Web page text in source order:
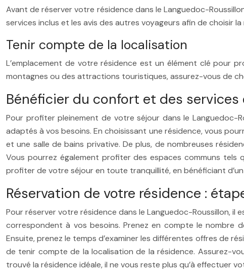
Avant de réserver votre résidence dans le Languedoc-
services inclus et les avis des autres voyageurs afin de choisir
Tenir compte de la localisation
L’emplacement de votre résidence est un élément clé pour
montagnes ou des attractions touristiques, assurez-vous de
Bénéficier du confort et des services
Pour profiter pleinement de votre séjour dans le Languedoc-
adaptés à vos besoins. En choisissant une résidence, vous
et une salle de bains privative. De plus, de nombreuses
Vous pourrez également profiter des espaces communs
profiter de votre séjour en toute tranquillité, en bénéficiant
Réservation de votre résidence :
Pour réserver votre résidence dans le Languedoc-Roussillon,
correspondent à vos besoins. Prenez en compte le nombre
Ensuite, prenez le temps d’examiner les différentes offres de
de tenir compte de la localisation de la résidence. Assurez-
trouvé la résidence idéale, il ne vous reste plus qu’à effectuer